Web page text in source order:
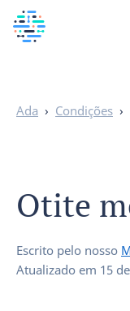
Biblioteca
Ada › Condições ›
Otite
Escrito pelo nosso
Atualizado em 15